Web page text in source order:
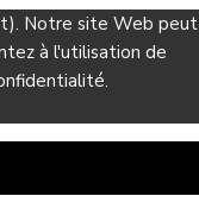
Notre site Web peut
à l'utilisation de